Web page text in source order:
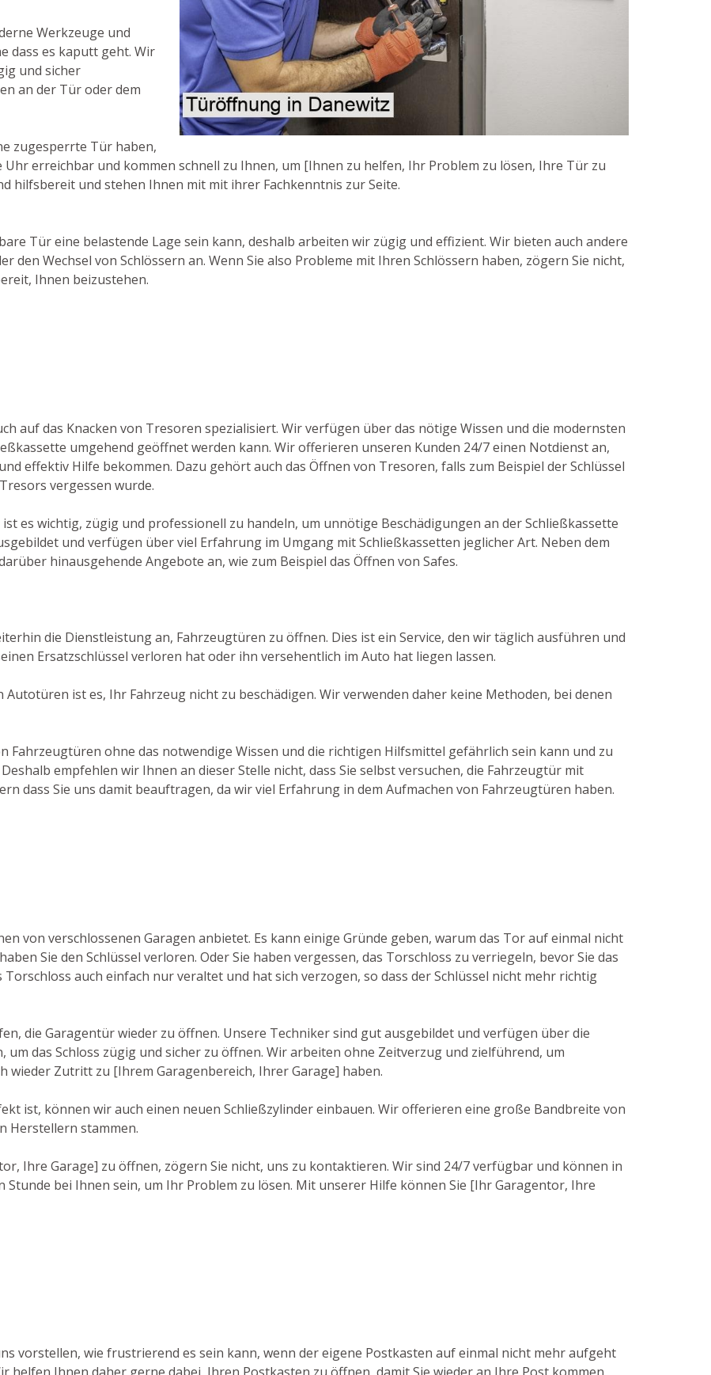
Werkzeuge und
dass es kaputt geht. Wir
und sicher
an der Tür oder dem
zugesperrte Tür haben,
Uhr erreichbar und kommen schnell zu Ihnen, um [Ihnen zu helfen, Ihr Problem zu lösen, Ihre Tür zu
hilfsbereit und stehen Ihnen mit mit ihrer Fachkenntnis zur Seite.
Tür eine belastende Lage sein kann, deshalb arbeiten wir zügig und effizient. Wir bieten auch andere
den Wechsel von Schlössern an. Wenn Sie also Probleme mit Ihren Schlössern haben, zögern Sie nicht,
Ihnen beizustehen.
auf das Knacken von Tresoren spezialisiert. Wir verfügen über das nötige Wissen und die modernsten
umgehend geöffnet werden kann. Wir offerieren unseren Kunden 24/7 einen Notdienst an,
effektiv Hilfe bekommen. Dazu gehört auch das Öffnen von Tresoren, falls zum Beispiel der Schlüssel
vergessen wurde.
es wichtig, zügig und professionell zu handeln, um unnötige Beschädigungen an der Schließkassette
und verfügen über viel Erfahrung im Umgang mit Schließkassetten jeglicher Art. Neben dem
hinausgehende Angebote an, wie zum Beispiel das Öffnen von Safes.
die Dienstleistung an, Fahrzeugtüren zu öffnen. Dies ist ein Service, den wir täglich ausführen und
Ersatzschlüssel verloren hat oder ihn versehentlich im Auto hat liegen lassen.
ist es, Ihr Fahrzeug nicht zu beschädigen. Wir verwenden daher keine Methoden, bei denen
Fahrzeugtüren ohne das notwendige Wissen und die richtigen Hilfsmittel gefährlich sein kann und zu
empfehlen wir Ihnen an dieser Stelle nicht, dass Sie selbst versuchen, die Fahrzeugtür mit
dass Sie uns damit beauftragen, da wir viel Erfahrung in dem Aufmachen von Fahrzeugtüren haben.
von verschlossenen Garagen anbietet. Es kann einige Gründe geben, warum das Tor auf einmal nicht
Sie den Schlüssel verloren. Oder Sie haben vergessen, das Torschloss zu verriegeln, bevor Sie das
auch einfach nur veraltet und hat sich verzogen, so dass der Schlüssel nicht mehr richtig
die Garagentür wieder zu öffnen. Unsere Techniker sind gut ausgebildet und verfügen über die
das Schloss zügig und sicher zu öffnen. Wir arbeiten ohne Zeitverzug und zielführend, um
wieder Zutritt zu [Ihrem Garagenbereich, Ihrer Garage] haben.
ist, können wir auch einen neuen Schließzylinder einbauen. Wir offerieren eine große Bandbreite von
Herstellern stammen.
Ihre Garage] zu öffnen, zögern Sie nicht, uns zu kontaktieren. Wir sind 24/7 verfügbar und können in
Stunde bei Ihnen sein, um Ihr Problem zu lösen. Mit unserer Hilfe können Sie [Ihr Garagentor, Ihre
vorstellen, wie frustrierend es sein kann, wenn der eigene Postkasten auf einmal nicht mehr aufgeht